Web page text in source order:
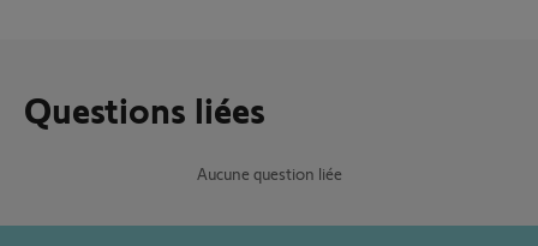
Questions liées
Aucune question liée